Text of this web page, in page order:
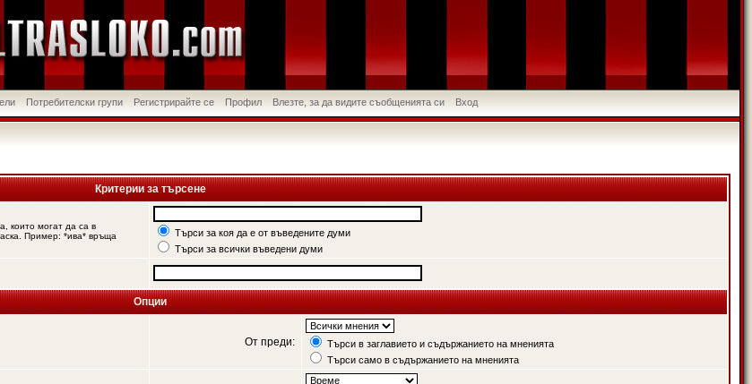
Потребителски групи Регистрирайте се Профил Влезте, за да видите съобщенията си Вход
Критерии за търсене
които могат да са в
Пример: *ива* връща
Търси за коя да е от въведените думи
Търси за всички въведени думи
Опции
От преди:
Търси в заглавието и съдържанието на мненията
Търси само в съдържанието на мненията